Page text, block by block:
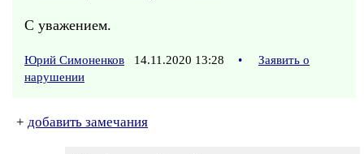
С уважением.
Юрий Симоненков 14.11.2020 13:28 •
Заявить о
нарушении
+ добавить замечания